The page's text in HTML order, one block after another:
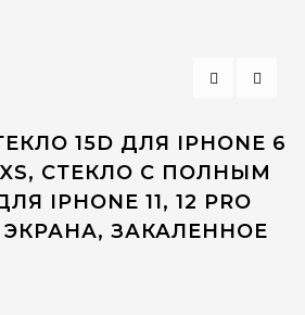
15D ДЛЯ IPHONE 6
XS, СТЕКЛО С ПОЛНЫМ
IPHONE 11, 12 PRO
ЭКРАНА, ЗАКАЛЕННОЕ